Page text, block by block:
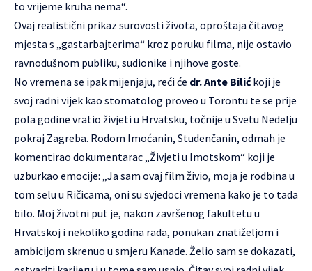
to vrijeme kruha nema“.
Ovaj realistični prikaz surovosti života, oproštaja čitavog
mjesta s „gastarbajterima“ kroz poruku filma, nije ostavio
ravnodušnom publiku, sudionike i njihove goste.
No vremena se ipak mijenjaju, reći će dr. Ante Bilićkoji je
svoj radni vijek kao stomatolog proveo u Torontu te se prije
pola godine vratio živjeti u Hrvatsku, točnije u Svetu Nedelju
pokraj Zagreba. Rodom Imoćanin, Studenčanin, odmah je
komentirao dokumentarac „Živjeti u Imotskom“ koji je
uzburkao emocije: „Ja sam ovaj film živio, moja je rodbina u
tom selu u Ričicama, oni su svjedoci vremena kako je to tada
bilo. Moj životni put je, nakon završenog fakultetu u
Hrvatskoj i nekoliko godina rada, ponukan znatiželjom i
ambicijom skrenuo u smjeru Kanade. Želio sam se dokazati,